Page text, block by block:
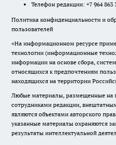
Телефон редакции: +7 964 863
Политика конфиденциальности и
пользователей
«На информационном ресурсе
технологии (информационные
информации на основе сбора,
относящихся к предпочтениям
находящихся на территории
Любые материалы, размещенные на
сотрудниками редакции,
являются объектами авторского
указанные материалы охраняются
результаты интеллектуальной